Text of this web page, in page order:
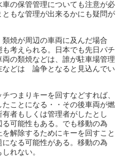
の保管管理についても注意が必
もな管理が出来るかにも疑問が
焼が周辺の車両に及んだ場合
考えられる。日本でも先日パチ
の類焼などは、誰が駐車場管理
などは 論争となると見込んでい
つまりキーを回すなどすれば、
ことになる・・その後車両が燃
者もしくは管理者がしたとし
る可能性もある。でも移動の為
解除するためにキーを回すこと
になる可能性がある。移動の為
れない。